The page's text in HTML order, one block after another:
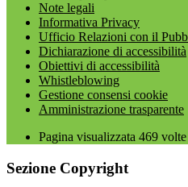
Note legali
Informativa Privacy
Ufficio Relazioni con il
Dichiarazione di accessibilità
Obiettivi di accessibilità
Whistleblowing
Gestione consensi cookie
Amministrazione trasparente
Pagina visualizzata 469 volte
Sezione Copyright